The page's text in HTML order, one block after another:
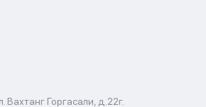
Вахтанг Горгасали, д.22г.